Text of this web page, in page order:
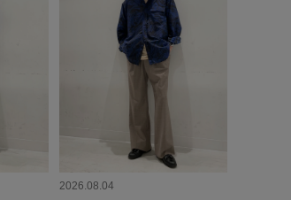
2026.08.04